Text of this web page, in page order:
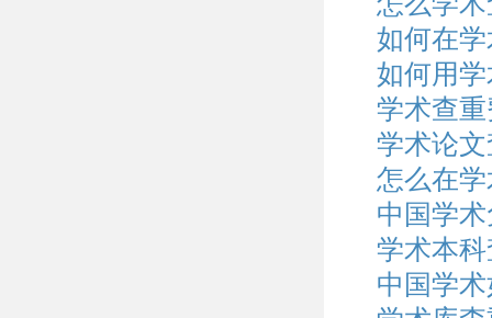
如何在
如何用
学术查
学术论
怎么在
中国学
学术本
中国学